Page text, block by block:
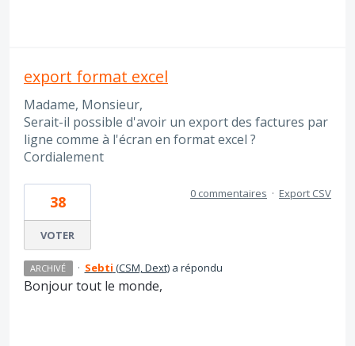
export format excel
Madame, Monsieur,
Serait-il possible d'avoir un export des factures par
ligne comme à l'écran en format excel ?
Cordialement
38
VOTER
0 commentaires · Export CSV
ARCHIVÉ · Sebti (CSM, Dext)a répondu
Bonjour tout le monde,